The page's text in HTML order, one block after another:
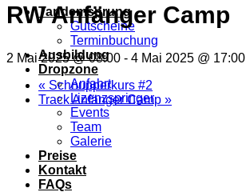
Tandemsprung
Gutscheine
Terminbuchung
Ausbildung
Dropzone
Anfahrt
Lizenzspringer
Events
Team
Galerie
Preise
Kontakt
FAQs
RW Anfänger Camp
2 Mai 2025 @ 08:00 - 4 Mai 2025 @ 17:00
« Schnupperkurs #2
Track Anfänger Camp »